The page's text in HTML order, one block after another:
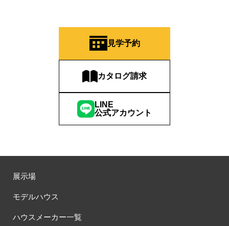
見学予約
カタログ請求
LINE
公式アカウント
展示場
モデルハウス
ハウスメーカー一覧